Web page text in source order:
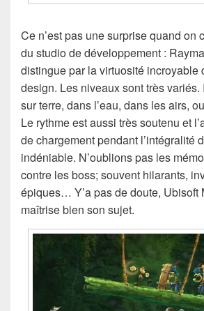
Ce n’est pas une surprise quand on
du studio de développement :
distingue par la virtuosité incroyable
design. Les niveaux sont très
sur terre, dans l’eau, dans les airs,
Le rythme est aussi très soutenu et
de chargement pendant l’intégralité
indéniable. N’oublions pas les
contre les boss; souvent hilarants,
épiques… Y’a pas de doute, Ubisoft
maîtrise bien son sujet.